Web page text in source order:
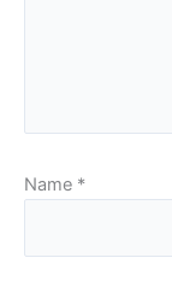
Name *